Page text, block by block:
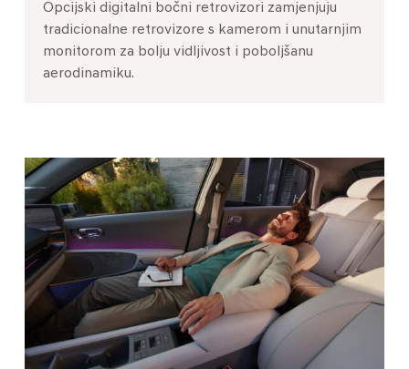
Opcijski digitalni bočni retrovizori zamjenjuju
tradicionalne retrovizore s kamerom i unutarnjim
monitorom za bolju vidljivost i poboljšanu
aerodinamiku.